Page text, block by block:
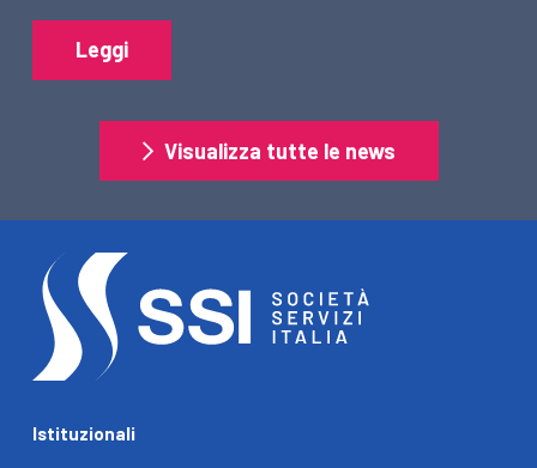
Leggi
Visualizza tutte le news
Istituzionali